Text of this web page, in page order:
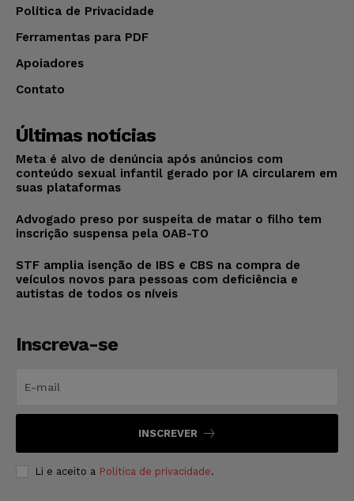
Política de Privacidade
Ferramentas para PDF
Apoiadores
Contato
Últimas notícias
Meta é alvo de denúncia após anúncios com
conteúdo sexual infantil gerado por IA circularem em
suas plataformas
Advogado preso por suspeita de matar o filho tem
inscrição suspensa pela OAB-TO
STF amplia isenção de IBS e CBS na compra de
veículos novos para pessoas com deficiência e
autistas de todos os níveis
Inscreva-se
INSCREVER
Li e aceito a Política de privacidade.